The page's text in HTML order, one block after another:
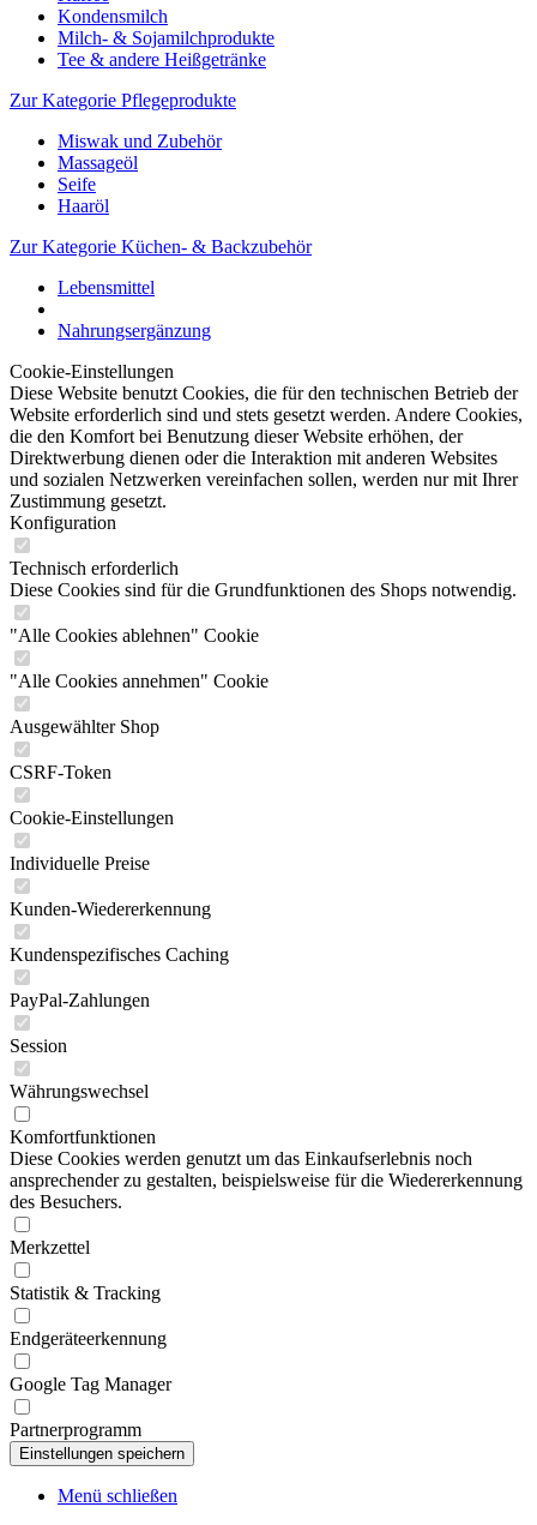
Kondensmilch
Milch- & Sojamilchprodukte
Tee & andere Heißgetränke
Zur Kategorie Pflegeprodukte
Miswak und Zubehör
Massageöl
Seife
Haaröl
Zur Kategorie Küchen- & Backzubehör
Lebensmittel
Nahrungsergänzung
Cookie-Einstellungen
Diese Website benutzt Cookies, die für den technischen Betrieb der
Website erforderlich sind und stets gesetzt werden. Andere Cookies,
die den Komfort bei Benutzung dieser Website erhöhen, der
Direktwerbung dienen oder die Interaktion mit anderen Websites
und sozialen Netzwerken vereinfachen sollen, werden nur mit Ihrer
Zustimmung gesetzt.
Konfiguration
Technisch erforderlich
Diese Cookies sind für die Grundfunktionen des Shops notwendig.
"Alle Cookies ablehnen" Cookie
"Alle Cookies annehmen" Cookie
Ausgewählter Shop
CSRF-Token
Cookie-Einstellungen
Individuelle Preise
Kunden-Wiedererkennung
Kundenspezifisches Caching
PayPal-Zahlungen
Session
Währungswechsel
Komfortfunktionen
Diese Cookies werden genutzt um das Einkaufserlebnis noch
ansprechender zu gestalten, beispielsweise für die Wiedererkennung
des Besuchers.
Merkzettel
Statistik & Tracking
Endgeräteerkennung
Google Tag Manager
Partnerprogramm
Menü schließen